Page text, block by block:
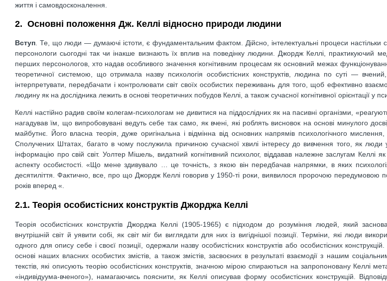
життя і самовдосконалення.
2. Основні положення Дж. Келлі відносно природи людини
Вступ . Те, що люди — думаючі істоти, є фундаментальним фактом. Дійсно, інтелектуальні процеси настільки
персонологи сьогодні так чи інакше визнають їх вплив на поведінку людини. Джордж Келлі, практикуючий
перших персонологов, хто надав особливого значення когнітивним процесам як основний межах
теоретичної системою, що отримала назву психологія особистісних конструктів, людина по суті — вчений,
інтерпретувати, передбачати і контролювати світ своїх особистих переживань для того, щоб ефективно
людину як на дослідника лежить в основі теоретичних побудов Келлі, а також сучасної когнітивної орієнтації у
Келлі настійно радив своїм колегам-психологам не дивитися на піддослідних як на пасивні організми,
нагадував їм, що випробовувані ведуть себе так само, як вчені, які роблять висновок на основі минулого
майбутнє. Його власна теорія, дуже оригінальна і відмінна від основних напрямів психологічного
Сполучених Штатах, багато в чому послужила причиною сучасної хвилі інтересу до вивчення того, як люди
інформацію про свій світ. Уолтер Мішель, видатний когнітивний психолог, віддавав належне заслугам Келлі як
аспекту особистості. «Що мене здивувало … це точність, з якою він передбачав напрямки, в яких
десятиліття. Фактично, все, про що Джордж Келлі говорив у 1950-ті роки, виявилося пророчою передумовою
років вперед «.
2.1. Теорія особистісних конструктів Джорджа Келлі
Теорія особистісних конструктів Джорджа Келлі (1905-1965) є підходом до розуміння людей, який
внутрішній світ й уявити собі, як світ міг би виглядати для них із вигіднішої позиції. Терміни, які люди
одного для опису себе і своєї позиції, одержали назву особистісних конструктів або особистісних
основі наших власних особистих змістів, а також змістів, засвоєних в результаті взаємодії з нашим
текстів, які описують теорію особистісних конструктів, значною мірою спираються на запропоновану Келлі
«індивідуума-вченого»), намагаючись пояснити, як Келлі описував форму особистісних конструкцій.